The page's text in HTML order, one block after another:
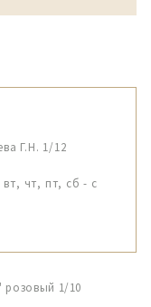
Г.Н. 1/12
вт, чт, пт, сб - с
1/10